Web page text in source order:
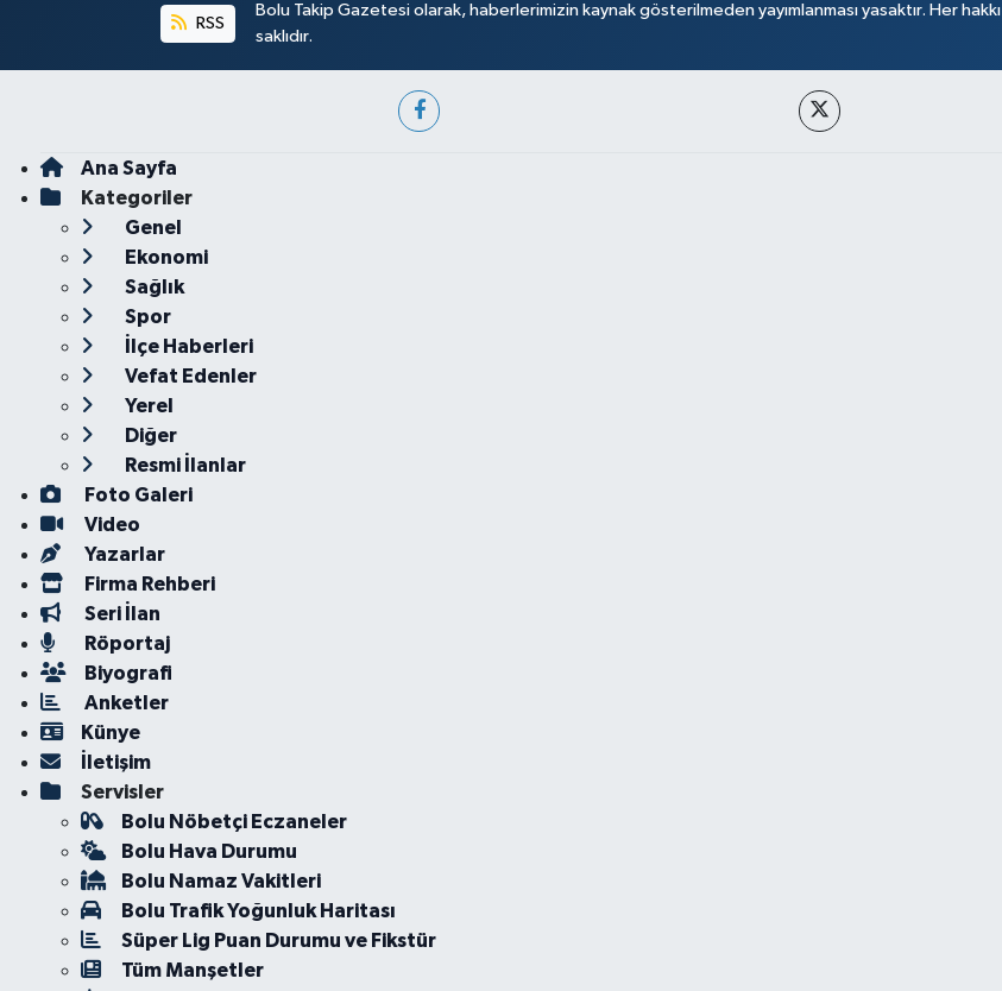
RSS
Bolu Takip Gazetesi olarak, haberlerimizin kaynak gösterilmeden yayımlanması yasaktır. Her hakkı
saklıdır.
Ana Sayfa
Kategoriler
Genel
Ekonomi
Sağlık
Spor
İlçe Haberleri
Vefat Edenler
Yerel
Diğer
Resmi İlanlar
Foto Galeri
Video
Yazarlar
Firma Rehberi
Seri İlan
Röportaj
Biyografi
Anketler
Künye
İletişim
Servisler
Bolu Nöbetçi Eczaneler
Bolu Hava Durumu
Bolu Namaz Vakitleri
Bolu Trafik Yoğunluk Haritası
Süper Lig Puan Durumu ve Fikstür
Tüm Manşetler